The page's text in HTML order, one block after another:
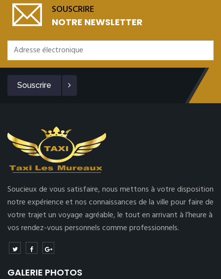
SOUSCRIRE
NOTRE NEWSLETTER
Souscrire
Soucieux de vous satisfaire, nous mettons à votre disposition
notre expérience et nos connaissances de la ville pour faire de
votre trajet un voyage agréable, le tout en arrivant à l’heure à
vos rendez-vous personnels comme professionnels.
GALERIE PHOTOS